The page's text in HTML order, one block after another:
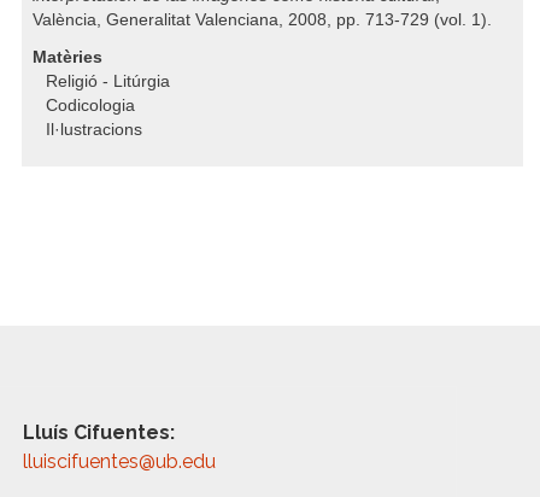
València, Generalitat Valenciana, 2008, pp. 713-729 (vol. 1).
Matèries
Religió - Litúrgia
Codicologia
Il·lustracions
Lluís Cifuentes:
lluiscifuentes@ub.edu